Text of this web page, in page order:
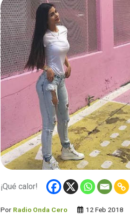
¡Qué calor!
Por Radio Onda Cero 12 Feb 2018